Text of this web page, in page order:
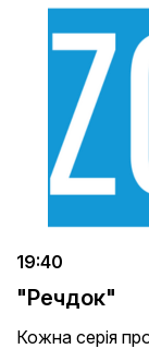
19:40
"Речдок"
Кожна серія